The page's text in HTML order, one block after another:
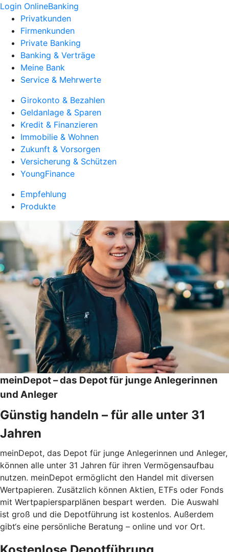
Login OnlineBanking
Privatkunden
Firmenkunden
Private Banking
Banking & Verträge
Meine Bank
Service & Mehrwerte
Girokonto & Bezahlen
Geldanlage & Sparen
Kredit & Finanzieren
Immobilie & Wohnen
Zukunft & Vorsorgen
Versicherung & Schützen
YoungFinance
Empfehlung
Produkte
meinDepot – das Depot für junge Anlegerinnen
und Anleger
Günstig handeln – für alle unter 31
Jahren
meinDepot, das Depot für junge Anlegerinnen und Anleger,
können alle unter 31 Jahren für ihren Vermögensaufbau
nutzen. meinDepot ermöglicht den Handel mit diversen
Wertpapieren. Zusätzlich können Aktien, ETFs oder Fonds
mit Wertpapiersparplänen bespart werden. Die Auswahl
ist groß und die Depotführung ist kostenlos. Außerdem
gibt‘s eine persönliche Beratung – online und vor Ort.